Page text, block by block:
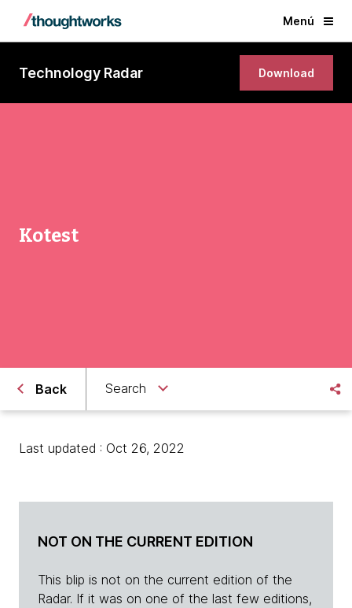
Menú
Technology Radar Download
Kotest
Back Search
Last updated : Oct 26, 2022
NOT ON THE CURRENT EDITION
This blip is not on the current edition of the
Radar. If it was on one of the last few editions,